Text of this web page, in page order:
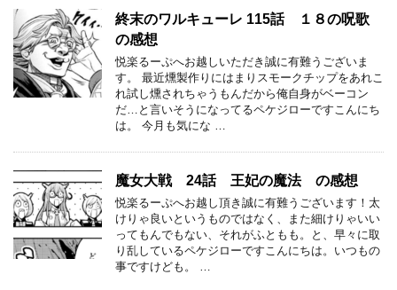
終末のワルキューレ 115話 １８の呪歌
の感想
悦楽るーぷへお越しいただき誠に有難うございま
す。 最近燻製作りにはまりスモークチップをあれこ
れ試し燻されちゃうもんだから俺自身がベーコン
だ…と言いそうになってるペケジローですこんにち
は。 今月も気にな …
魔女大戦 24話 王妃の魔法 の感想
悦楽るーぷへお越し頂き誠に有難うございます！太
けりゃ良いというものではなく、また細けりゃいい
ってもんでもない、それがふともも。と、早々に取
り乱しているペケジローですこんにちは。いつもの
事ですけども。 …